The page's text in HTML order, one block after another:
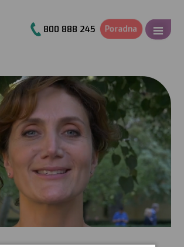
800 888 245 Poradna